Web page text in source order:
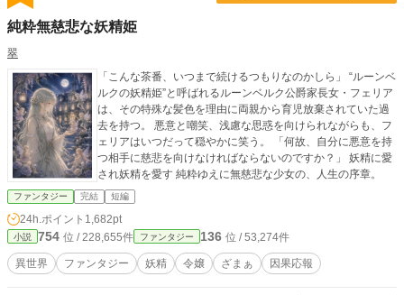
純粋無慈悲な妖精姫
翠
「こんな茶番、いつまで続けるつもりなのかしら」 “ルーンベ
ルクの妖精姫”と呼ばれるルーンベルク公爵家長女・フェリア
は、その特殊な髪色を理由に両親から育児放棄されていた過
去を持つ。 悪意と嘲笑、浅慮な思惑を向けられながらも、フ
ェリアはいつだって穏やかに笑う。 「何故、自分に悪意を持
つ相手に慈悲を向けなければならないのですか？」 妖精に愛
され妖精を愛す 純粋ゆえに無慈悲な少女の、人生の序章。
ファンタジー 完結 短編
24h.ポイント 1,682pt
小説 754 位 / 228,655件 ファンタジー 136 位 / 53,274件
異世界 ファンタジー 妖精 令嬢 ざまぁ 因果応報